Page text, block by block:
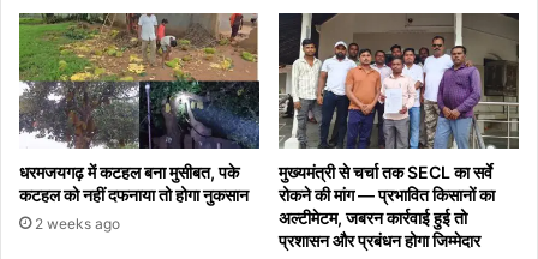
धरमजयगढ़ में कटहल बना मुसीबत, पके
कटहल को नहीं दफनाया तो होगा नुकसान
2 weeks ago
मुख्यमंत्री से चर्चा तक SECL का सर्वे
रोकने की मांग — प्रभावित किसानों का
अल्टीमेटम, जबरन कार्रवाई हुई तो
प्रशासन और प्रबंधन होगा जिम्मेदार